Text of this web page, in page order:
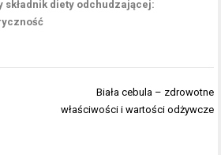
składnik diety odchudzającej:
Biała cebula – zdrowotne
właściwości i wartości odżywcze